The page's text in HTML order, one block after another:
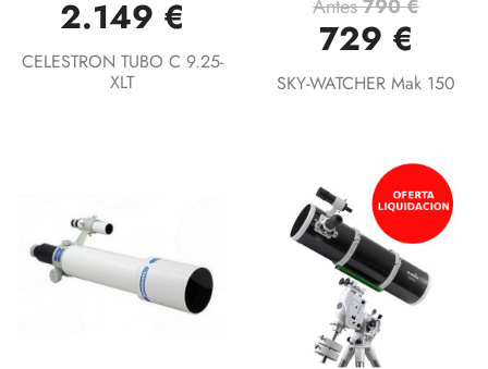
2.149 €
CELESTRON TUBO C 9.25-
XLT
Antes790 €
729 €
SKY-WATCHER Mak 150